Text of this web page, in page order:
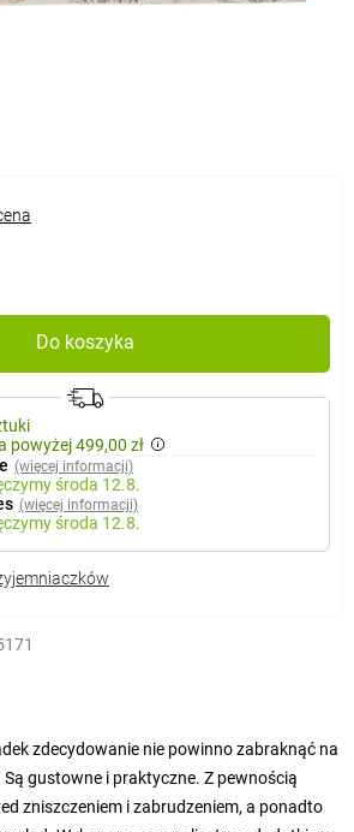
Do koszyka
powyżej 499,00 zł
(więcej informacji)
środa 12.8.
(więcej informacji)
środa 12.8.
zdecydowanie nie powinno zabraknąć na
gustowne i praktyczne. Z pewnością
zniszczeniem i zabrudzeniem, a ponadto